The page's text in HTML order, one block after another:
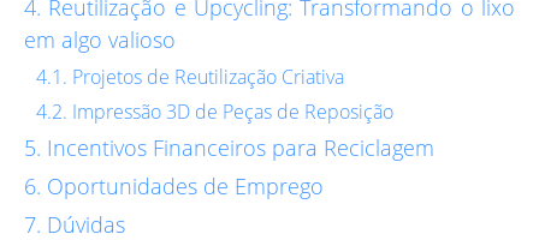
Reutilização e Upcycling: Transformando o lixo
em algo valioso
Projetos de Reutilização Criativa
Impressão 3D de Peças de Reposição
Incentivos Financeiros para Reciclagem
Oportunidades de Emprego
Dúvidas